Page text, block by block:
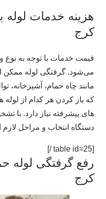
کرج
قیمت خدمات با توجه به
می‌شود. گرفتگی لوله
مانند چاه حمام، آشپزخانه،
که باز کردن هر کدام از
های پیشرفته نیاز دارد. با
دستگاه انتخاب و مراحل
[table id=25 /]
کرج